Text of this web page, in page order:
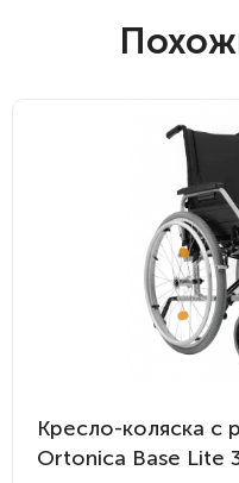
Кресло-коляска с
Ortonica Base Lite